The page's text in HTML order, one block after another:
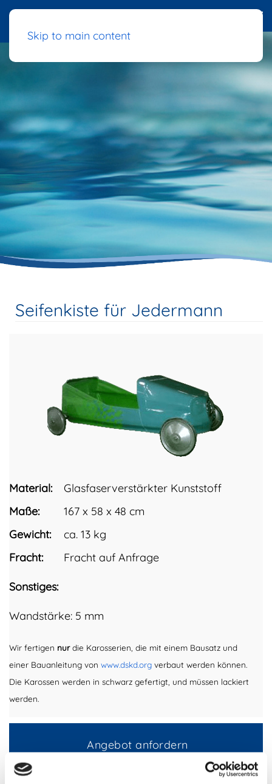
Skip to main content
Seifenkiste für Jedermann
Material:
Glasfaserverstärkter Kunststoff
Maße:
167 x 58 x 48 cm
Gewicht:
ca. 13 kg
Fracht:
Fracht auf Anfrage
Sonstiges:
Wandstärke: 5 mm
Wir fertigen nurdie Karosserien, die mit einem Bausatz und
einer Bauanleitung von www.dskd.org verbaut werden können.
Die Karossen werden in schwarz gefertigt, und müssen lackiert
werden.
Angebot anfordern